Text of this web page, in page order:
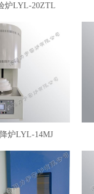
炉LYL-20ZTL
炉LYL-14MJ